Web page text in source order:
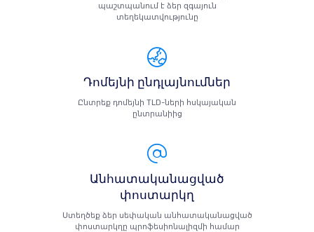
պաշտպանում է ձեր զգայուն
տեղեկատվությունը
Դոմեյնի ընդլայնումներ
Ընտրեք դոմեյնի TLD-ների հսկայական
ընտրանիից
Անհատականացված
փոստարկղ
Ստեղծեք ձեր սեփական անհատականացված
փոստարկղը պրոֆեսիոնալիզմի համար